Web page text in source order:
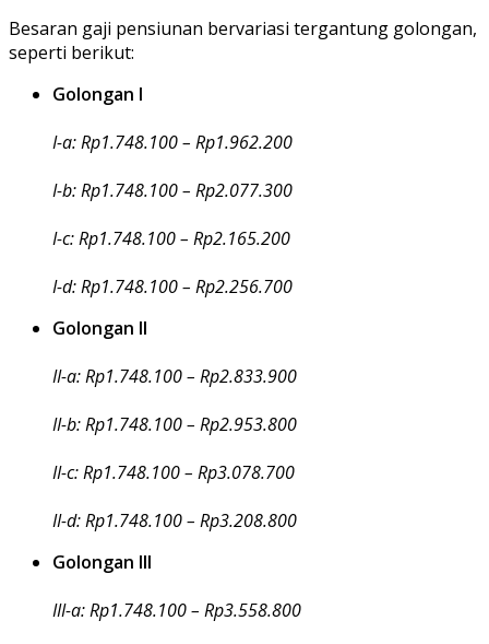
Besaran gaji pensiunan bervariasi tergantung golongan,
seperti berikut:
Golongan I
I-a: Rp1.748.100 – Rp1.962.200
I-b: Rp1.748.100 – Rp2.077.300
I-c: Rp1.748.100 – Rp2.165.200
I-d: Rp1.748.100 – Rp2.256.700
Golongan II
II-a: Rp1.748.100 – Rp2.833.900
II-b: Rp1.748.100 – Rp2.953.800
II-c: Rp1.748.100 – Rp3.078.700
II-d: Rp1.748.100 – Rp3.208.800
Golongan III
III-a: Rp1.748.100 – Rp3.558.800